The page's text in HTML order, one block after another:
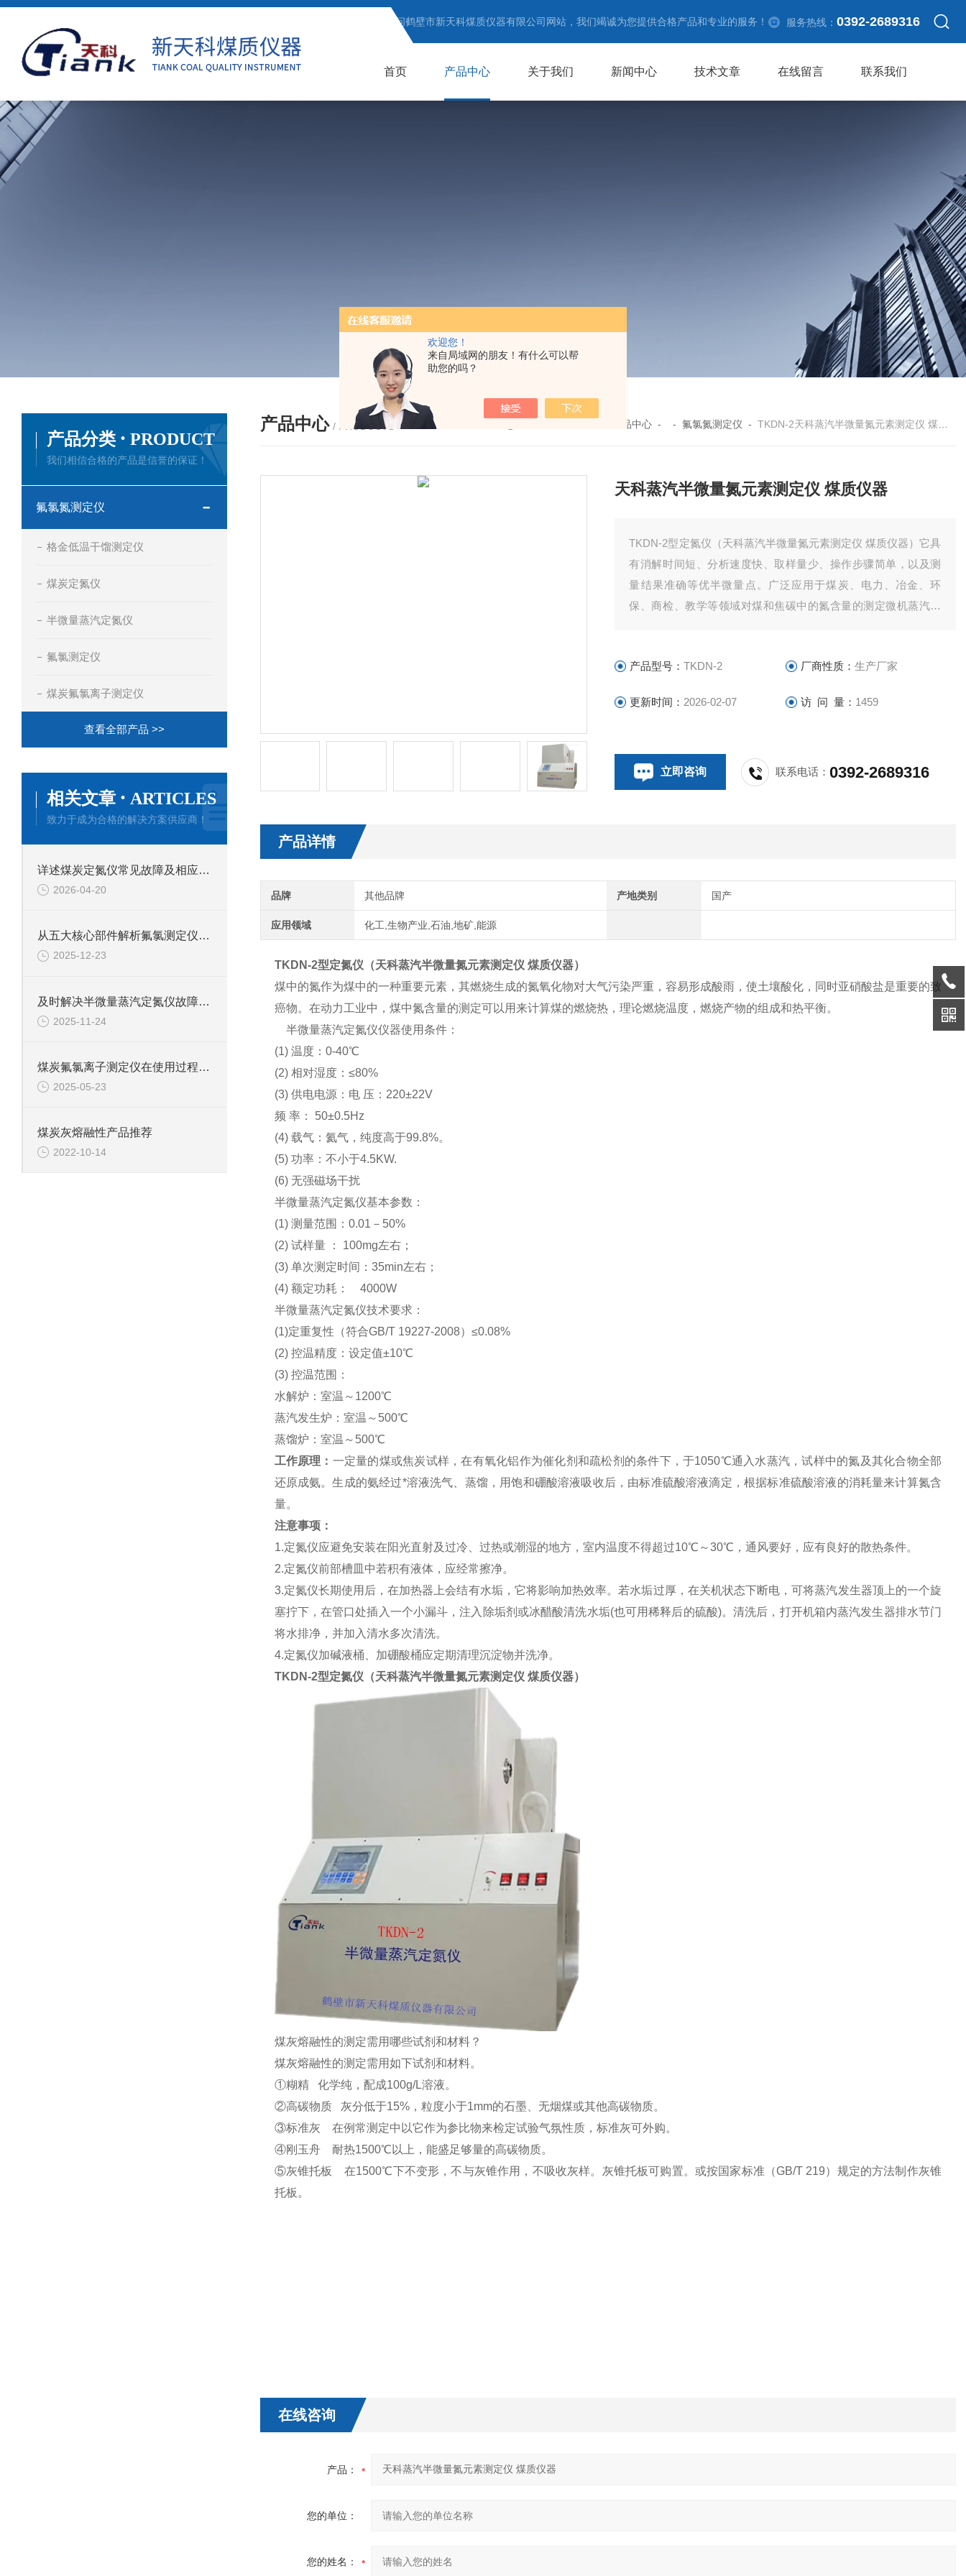
欢迎您！
来自局域网的朋友！有什么可以帮
助您的吗？
欢迎访问鹤壁市新天科煤质仪器有限公司网站，我们竭诚为您提供合格产品和专业的服务！ 服务热线： 0392-2689316
首页 产品中心 关于我们 新闻中心 技术文章 在线留言 联系我们
产品中心 / PRODUCTS 产品中心 - -氟氯氮测定仪 -TKDN-2天科蒸汽半微量氮元素测定仪 煤质仪器
天科蒸汽半微量氮元素测定仪 煤质仪器
TKDN-2型定氮仪（天科蒸汽半微量氮元素测定仪 煤质仪器）它具
有消解时间短、分析速度快、取样量少、操作步骤简单，以及测
量结果准确等优半微量点。广泛应用于煤炭、电力、冶金、环
保、商检、教学等领域对煤和焦碳中的氮含量的测定微机蒸汽定
产品型号：TKDN-2 厂商性质： 生产厂家
更新时间： 2026-02-07 访 问 量： 1459
立即咨询 联系电话：0392-2689316
产品详情
品牌 其他品牌 产地类别 国产
应用领域 化工,生物产业,石油,地矿,能源
TKDN-2型定氮仪（天科蒸汽半微量氮元素测定仪 煤质仪器）
煤中的氮作为煤中的一种重要元素，其燃烧生成的氮氧化物对大气污染严重，容易形成酸雨，使土壤酸化，同时亚硝酸盐是重要的致
癌物。在动力工业中，煤中氮含量的测定可以用来计算煤的燃烧热，理论燃烧温度，燃烧产物的组成和热平衡。
半微量蒸汽定氮仪仪器使用条件：
(1) 温度：0-40℃
(2) 相对湿度：≤80%
(3) 供电电源：电 压：220±22V
频 率： 50±0.5Hz
(4) 载气：氦气，纯度高于99.8%。
(5) 功率：不小于4.5KW.
(6) 无强磁场干扰
半微量蒸汽定氮仪基本参数：
(1) 测量范围：0.01－50%
(2) 试样量 ： 100mg左右；
(3) 单次测定时间：35min左右；
(4) 额定功耗： 4000W
半微量蒸汽定氮仪技术要求：
(1)定重复性（符合GB/T 19227-2008）≤0.08%
(2) 控温精度：设定值±10℃
(3) 控温范围：
水解炉：室温～1200℃
蒸汽发生炉：室温～500℃
蒸馏炉：室温～500℃
工作原理： 一定量的煤或焦炭试样，在有氧化铝作为催化剂和疏松剂的条件下，于1050℃通入水蒸汽，试样中的氮及其化合物全部
还原成氨。生成的氨经过*溶液洗气、蒸馏，用饱和硼酸溶液吸收后，由标准硫酸溶液滴定，根据标准硫酸溶液的消耗量来计算氮含
量。
注意事项：
1.定氮仪应避免安装在阳光直射及过冷、过热或潮湿的地方，室内温度不得超过10℃～30℃，通风要好，应有良好的散热条件。
2.定氮仪前部槽皿中若积有液体，应经常擦净。
3.定氮仪长期使用后，在加热器上会结有水垢，它将影响加热效率。若水垢过厚，在关机状态下断电，可将蒸汽发生器顶上的一个旋
塞拧下，在管口处插入一个小漏斗，注入除垢剂或冰醋酸清洗水垢(也可用稀释后的硫酸)。清洗后，打开机箱内蒸汽发生器排水节门
将水排净，并加入清水多次清洗。
4.定氮仪加碱液桶、加硼酸桶应定期清理沉淀物并洗净。
TKDN-2型定氮仪（天科蒸汽半微量氮元素测定仪 煤质仪器）
煤灰熔融性的测定需用哪些试剂和材料？
煤灰熔融性的测定需用如下试剂和材料。
①糊精 化学纯，配成100g/L溶液。
②高碳物质 灰分低于15%，粒度小于1mm的石墨、无烟煤或其他高碳物质。
③标准灰 在例常测定中以它作为参比物来检定试验气氛性质，标准灰可外购。
④刚玉舟 耐热1500℃以上，能盛足够量的高碳物质。
⑤灰锥托板 在1500℃下不变形，不与灰锥作用，不吸收灰样。灰锥托板可购置。或按国家标准（GB/T 219）规定的方法制作灰锥
托板。
在线咨询
产品：
您的单位：
您的姓名：
产品分类 · PRODUCT
我们相信合格的产品是信誉的保证！
氟氯氮测定仪
格金低温干馏测定仪
煤炭定氮仪
半微量蒸汽定氮仪
氟氯测定仪
煤炭氟氯离子测定仪
查看全部产品 >>
相关文章 · ARTICLES
致力于成为合格的解决方案供应商！
详述煤炭定氮仪常见故障及相应解决措施
2026-04-20
从五大核心部件解析氟氯测定仪的技术特点
2025-12-23
及时解决半微量蒸汽定氮仪故障是保障检测数据准确可靠的关键
2025-11-24
煤炭氟氯离子测定仪在使用过程中的常见问题相应解决方法分享
2025-05-23
煤炭灰熔融性产品推荐
2022-10-14